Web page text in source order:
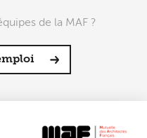
de la MAF ?